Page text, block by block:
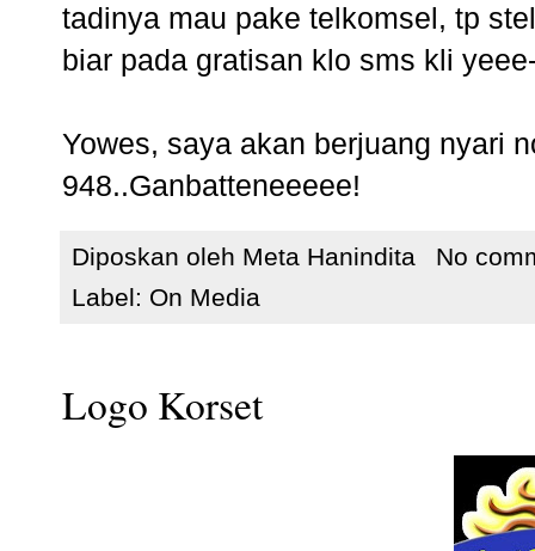
tadinya mau pake telkomsel, tp
biar pada gratisan klo sms kli
Yowes, saya akan berjuang nyari
948..Ganbatteneeeee!
Diposkan oleh Meta Hanindita
No
Label: On Media
Logo Korset